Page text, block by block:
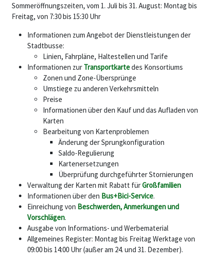
Sommeröffnungszeiten, vom 1. Juli bis 31. August: Montag bis
Freitag, von 7:30 bis 15:30 Uhr
Informationen zum Angebot der Dienstleistungen der
Stadtbusse:
Linien, Fahrpläne, Haltestellen und Tarife
Informationen zur Transportkartedes Konsortiums
Zonen und Zone-Übersprünge
Umstiege zu anderen Verkehrsmitteln
Preise
Informationen über den Kauf und das Aufladen von
Karten
Bearbeitung von Kartenproblemen
Änderung der Sprungkonfiguration
Saldo-Regulierung
Kartenersetzungen
Überprüfung durchgeführter Stornierungen
Verwaltung der Karten mit Rabatt fürGroßfamilien
Informationen über den Bus+Bici-Service.
Einreichung von Beschwerden, Anmerkungen und
Vorschlägen.
Ausgabe von Informations- und Werbematerial
Allgemeines Register: Montag bis Freitag Werktage von
09:00 bis 14:00 Uhr (außer am 24. und 31. Dezember).